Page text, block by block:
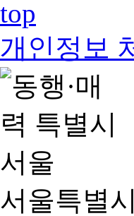
개인정보
서울특별